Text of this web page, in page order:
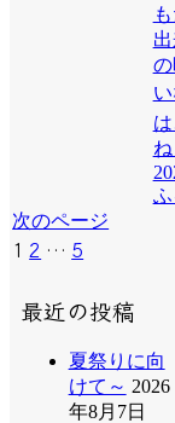
次のページ
1 2 … 5
最近の投稿
夏祭りに向
けて～ 2026
年8月7日